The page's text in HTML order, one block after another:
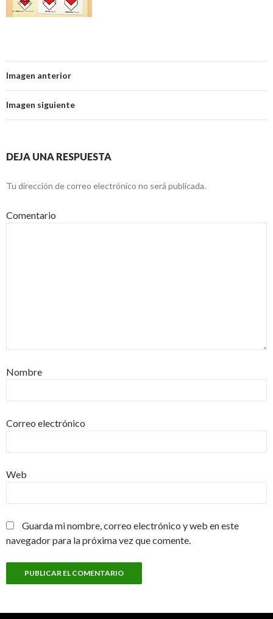
Imagen anterior
Imagen siguiente
DEJA UNA RESPUESTA
Tu dirección de correo electrónico no será publicada.
Comentario
Nombre
Correo electrónico
Web
Guarda mi nombre, correo electrónico y web en este
navegador para la próxima vez que comente.